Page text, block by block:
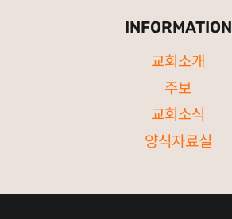
INFORMATION
교회소개
주보
교회소식
양식자료실